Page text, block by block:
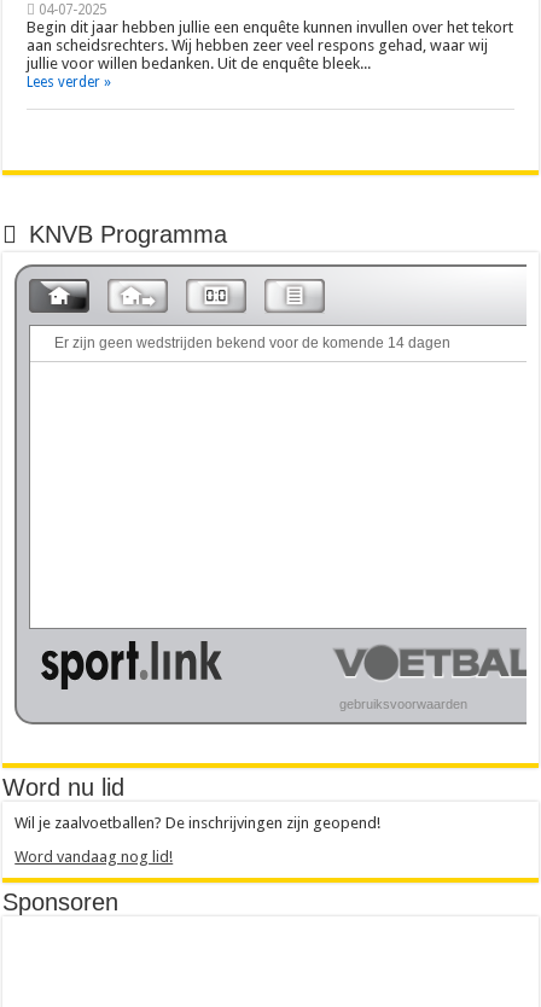
04-07-2025
Begin dit jaar hebben jullie een enquête kunnen invullen over het tekort
aan scheidsrechters. Wij hebben zeer veel respons gehad, waar wij
jullie voor willen bedanken. Uit de enquête bleek...
Lees verder »
KNVB Programma
Word nu lid
Wil je zaalvoetballen? De inschrijvingen zijn geopend!
Word vandaag nog lid!
Sponsoren